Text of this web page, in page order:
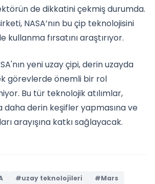
de dikkatini çekmiş durumda.
NASA’nın bu çip teknolojisini
kullanma fırsatını araştırıyor.
yeni uzay çipi, derin uzayda
görevlerde önemli bir rol
Bu tür teknolojik atılımlar,
daha derin keşifler yapmasına ve
arayışına katkı sağlayacak.
#uzay teknolojileri #Mars